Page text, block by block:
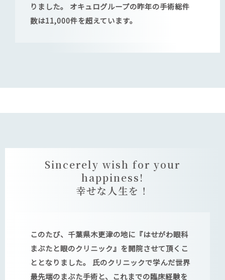
りました。 オキュログループの昨年の手術総件
数は11,000件を超えています。
Sincerely wish for your
happiness!
幸せな人生を！
このたび、千葉県木更津の地に『はせがわ眼科
まぶたと眼のクリニック』を開院させて頂くこ
ととなりました。 氏のクリニックで学んだ世界
最先端のまぶた手術と、これまでの臨床経験を